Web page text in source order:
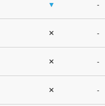
▼ -
✕ -
✕ -
✕ -